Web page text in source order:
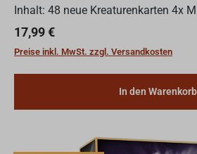
Inhalt: 48 neue Kreaturenkarten 4x Mindbug-Karten 2x
Spielhilfe-Karten 2x Lebensanzeiger
Regulärer Preis:
17,99 €
Preise inkl. MwSt. zzgl. Versandkosten
In den Warenkorb